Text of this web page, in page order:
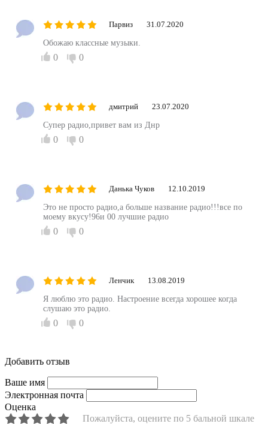
Парвиз 31.07.2020
Обожаю классные музыки.
0 0
дмитрий 23.07.2020
Супер радио,привет вам из Днр
0 0
Данька Чуков 12.10.2019
Это не просто радио,а больше название радио!!!все по
моему вкусу!96и 00 лучшие радио
0 0
Ленчик 13.08.2019
Я люблю это радио. Настроение всегда хорошее когда
слушаю это радио.
0 0
Добавить отзыв
Ваше имя
Электронная почта
Оценка
Пожалуйста, оцените по 5 бальной шкале